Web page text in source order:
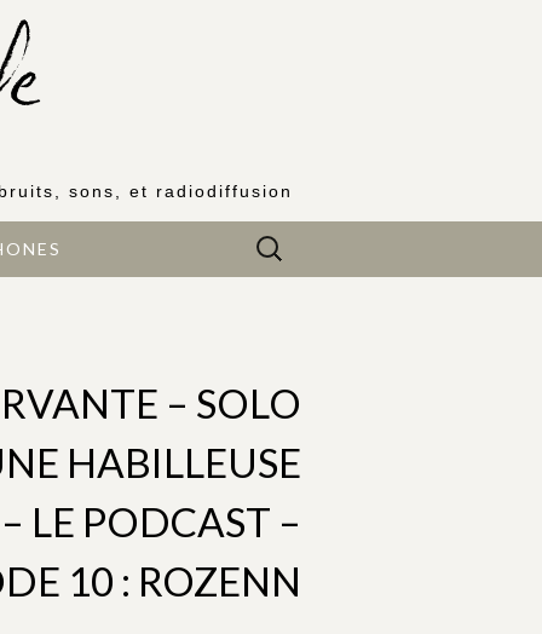
sons, et radiodiffusion
Rechercher :
– SOLO
HABILLEUSE
– LE PODCAST –
10 : ROZENN